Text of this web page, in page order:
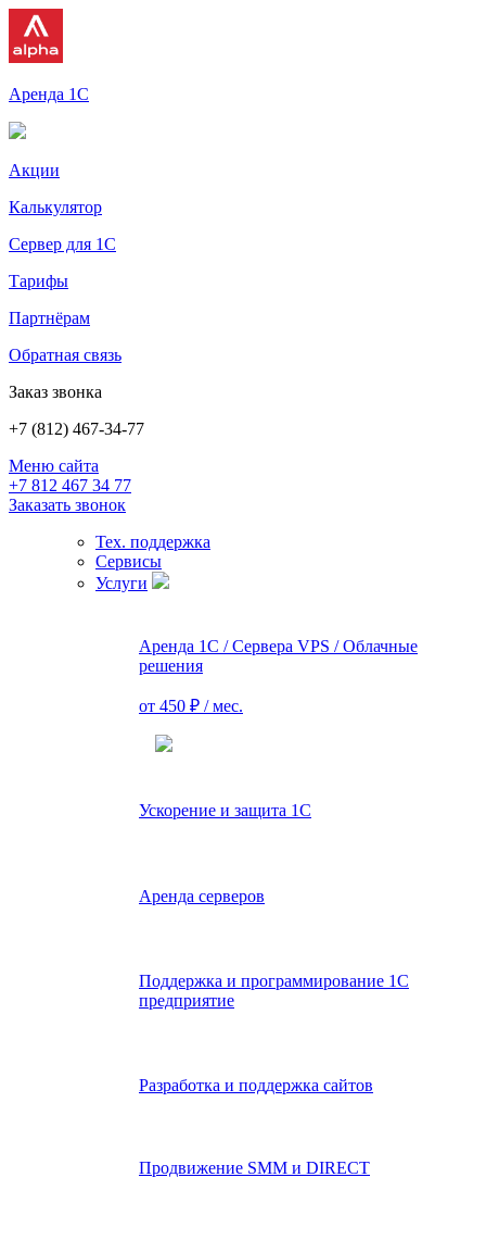
Аренда 1С
Акции
Калькулятор
Сервер для 1С
Тарифы
Партнёрам
Обратная связь
Заказ звонка
+7 (812) 467-34-77
Меню сайта
+7 812 467 34 77
Заказать звонок
Тех. поддержка
Сервисы
Услуги
Аренда 1С / Сервера VPS / Облачные
решения
от 450 ₽ / мес.
Ускорение и защита 1С
Аренда серверов
Поддержка и программирование 1С
предприятие
Разработка и поддержка сайтов
Продвижение SMM и DIRECT